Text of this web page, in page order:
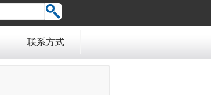
联系方式